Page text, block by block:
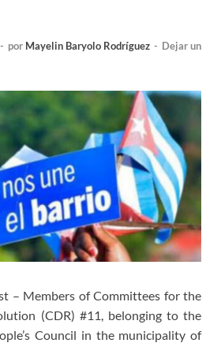
- por Mayelin Baryolo Rodríguez - Dejar un
– Members of Committees for the
(CDR) #11, belonging to the
Council in the municipality of